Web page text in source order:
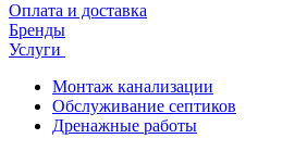
Оплата и доставка
Бренды
Услуги
Монтаж канализации
Обслуживание септиков
Дренажные работы